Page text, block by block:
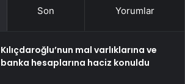
Son Yorumlar
Kılıçdaroğlu’nun mal varlıklarına ve
banka hesaplarına haciz konuldu